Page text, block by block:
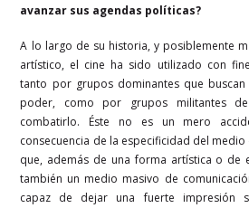
avanzar sus agendas políticas?
A lo largo de su historia, y posiblemente
artístico, el cine ha sido utilizado con
tanto por grupos dominantes que
poder, como por grupos militantes
combatirlo. Éste no es un mero
consecuencia de la especificidad del medio
que, además de una forma artística o de
también un medio masivo de
capaz de dejar una fuerte impresión